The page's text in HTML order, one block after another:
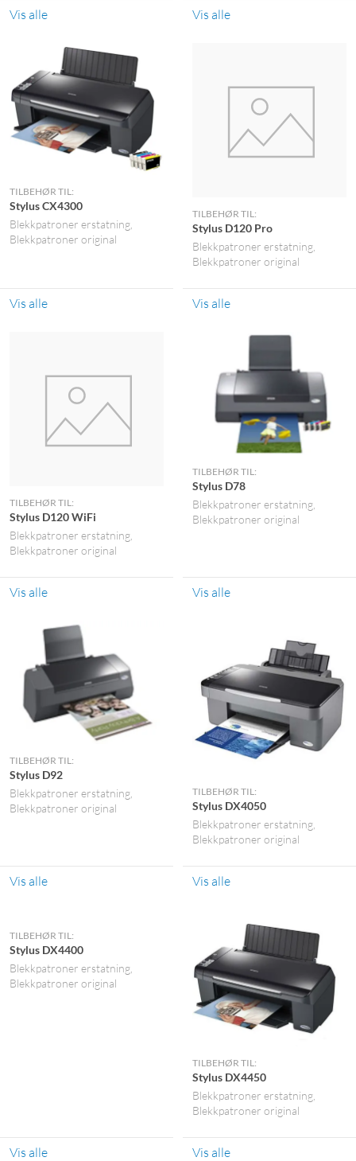
Vis alle Vis alle
TILBEHØR TIL:
Stylus CX4300
Blekkpatroner erstatning
Blekkpatroner original
Vis alle
TILBEHØR TIL:
Stylus D120 Pro
Blekkpatroner erstatning
Blekkpatroner original
Vis alle
TILBEHØR TIL:
Stylus D120 WiFi
Blekkpatroner erstatning
Blekkpatroner original
Vis alle
TILBEHØR TIL:
Stylus D78
Blekkpatroner erstatning
Blekkpatroner original
Vis alle
TILBEHØR TIL:
Stylus D92
Blekkpatroner erstatning
Blekkpatroner original
Vis alle
TILBEHØR TIL:
Stylus DX4050
Blekkpatroner erstatning
Blekkpatroner original
Vis alle
TILBEHØR TIL:
Stylus DX4400
Blekkpatroner erstatning
Blekkpatroner original
Vis alle
TILBEHØR TIL:
Stylus DX4450
Blekkpatroner erstatning
Blekkpatroner original
Vis alle